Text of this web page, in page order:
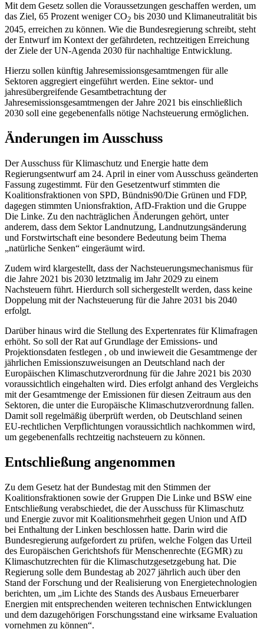
Mit dem Gesetz sollen die Voraussetzungen geschaffen werden, um
das Ziel, 65 Prozent weniger CO2 bis 2030 und Klimaneutralität bis
2045, erreichen zu können. Wie die Bundesregierung schreibt, steht
der Entwurf im Kontext der gefährdeten, rechtzeitigen Erreichung
der Ziele der UN-Agenda 2030 für nachhaltige Entwicklung.
Hierzu sollen künftig Jahresemissionsgesamtmengen für alle
Sektoren aggregiert eingeführt werden. Eine sektor- und
jahresübergreifende Gesamtbetrachtung der
Jahresemissionsgesamtmengen der Jahre 2021 bis einschließlich
2030 soll eine gegebenenfalls nötige Nachsteuerung ermöglichen.
Änderungen im Ausschuss
Der Ausschuss für Klimaschutz und Energie hatte dem
Regierungsentwurf am 24. April in einer vom Ausschuss geänderten
Fassung zugestimmt. Für den Gesetzentwurf stimmten die
Koalitionsfraktionen von SPD, Bündnis90/Die Grünen und FDP,
dagegen stimmten Unionsfraktion, AfD-Fraktion und die Gruppe
Die Linke. Zu den nachträglichen Änderungen gehört, unter
anderem, dass dem Sektor Landnutzung, Landnutzungsänderung
und Forstwirtschaft eine besondere Bedeutung beim Thema
„natürliche Senken“ eingeräumt wird.
Zudem wird klargestellt, dass der Nachsteuerungsmechanismus für
die Jahre 2021 bis 2030 letztmalig im Jahr 2029 zu einem
Nachsteuern führt. Hierdurch soll sichergestellt werden, dass keine
Doppelung mit der Nachsteuerung für die Jahre 2031 bis 2040
erfolgt.
Darüber hinaus wird die Stellung des Expertenrates für Klimafragen
erhöht. So soll der Rat auf Grundlage der Emissions- und
Projektionsdaten festlegen , ob und inwieweit die Gesamtmenge der
jährlichen Emissionszuweisungen an Deutschland nach der
Europäischen Klimaschutzverordnung für die Jahre 2021 bis 2030
voraussichtlich eingehalten wird. Dies erfolgt anhand des Vergleichs
mit der Gesamtmenge der Emissionen für diesen Zeitraum aus den
Sektoren, die unter die Europäische Klimaschutzverordnung fallen.
Damit soll regelmäßig überprüft werden, ob Deutschland seinen
EU-rechtlichen Verpflichtungen voraussichtlich nachkommen wird,
um gegebenenfalls rechtzeitig nachsteuern zu können.
Entschließung angenommen
Zu dem Gesetz hat der Bundestag mit den Stimmen der
Koalitionsfraktionen sowie der Gruppen Die Linke und BSW eine
Entschließung verabschiedet, die der Ausschuss für Klimaschutz
und Energie zuvor mit Koalitionsmehrheit gegen Union und AfD
bei Enthaltung der Linken beschlossen hatte. Darin wird die
Bundesregierung aufgefordert zu prüfen, welche Folgen das Urteil
des Europäischen Gerichtshofs für Menschenrechte (EGMR) zu
Klimaschutzrechten für die Klimaschutzgesetzgebung hat. Die
Regierung solle dem Bundestag ab 2027 jährlich auch über den
Stand der Forschung und der Realisierung von Energietechnologien
berichten, um „im Lichte des Stands des Ausbaus Erneuerbarer
Energien mit entsprechenden weiteren technischen Entwicklungen
und dem dazugehörigen Forschungsstand eine wirksame Evaluation
vornehmen zu können“.